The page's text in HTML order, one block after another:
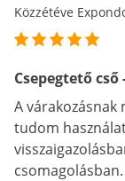
Közzétéve
Csepegtető
A várakozásnak
tudom
csomagolásban.